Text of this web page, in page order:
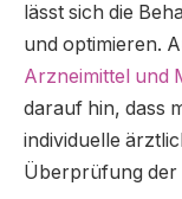
lässt sich die
und optimieren.
Arzneimittel und
darauf hin, dass
individuelle
Überprüfung der